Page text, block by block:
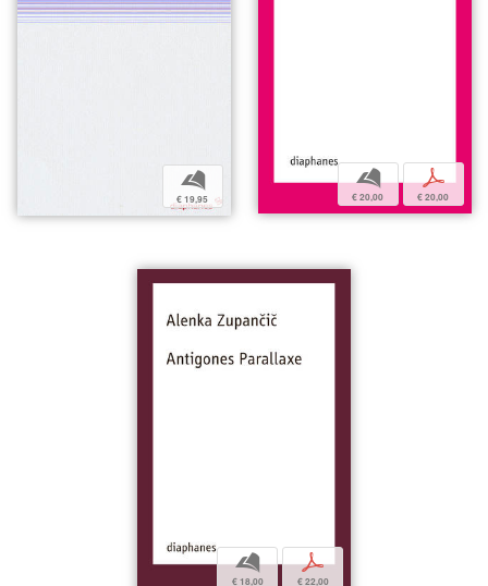
b
€ 19,95
b
€ 20,00
p
€ 20,00
b
€ 18,00
p
€ 22,00